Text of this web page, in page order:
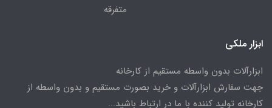
متفرقه
ابزار ملکی
ابزارآلات بدون واسطه مستقیم از کارخانه
جهت سفارش ابزارآلات و خرید بصورت مستقیم و بدون واسطه از
کارخانه تولید کننده با ما در ارتباط باشید...